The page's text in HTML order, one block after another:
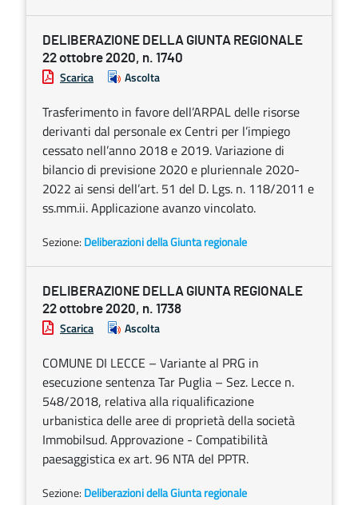
DELIBERAZIONE DELLA GIUNTA REGIONALE
22 ottobre 2020, n. 1740
Scarica Ascolta
Trasferimento in favore dell’ARPAL delle risorse
derivanti dal personale ex Centri per l’impiego
cessato nell’anno 2018 e 2019. Variazione di
bilancio di previsione 2020 e pluriennale 2020-
2022 ai sensi dell’art. 51 del D. Lgs. n. 118/2011 e
ss.mm.ii. Applicazione avanzo vincolato.
Sezione: Deliberazioni della Giunta regionale
DELIBERAZIONE DELLA GIUNTA REGIONALE
22 ottobre 2020, n. 1738
Scarica Ascolta
COMUNE DI LECCE – Variante al PRG in
esecuzione sentenza Tar Puglia – Sez. Lecce n.
548/2018, relativa alla riqualificazione
urbanistica delle aree di proprietà della società
Immobilsud. Approvazione - Compatibilità
paesaggistica ex art. 96 NTA del PPTR.
Sezione: Deliberazioni della Giunta regionale